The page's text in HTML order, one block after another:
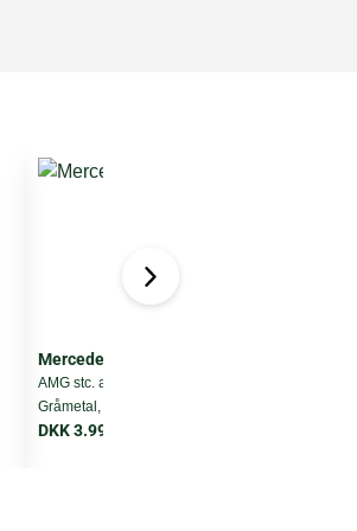
Mercedes C63
AMG stc. aut., 83.000 km, Benzin,
Gråmetal, modelår 2017
DKK 3.995 pr. md. ekskl. moms